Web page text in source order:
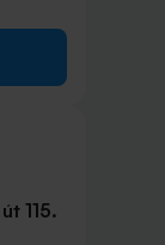
115.